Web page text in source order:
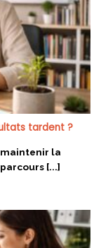
tardent ?
maintenir la
[...]